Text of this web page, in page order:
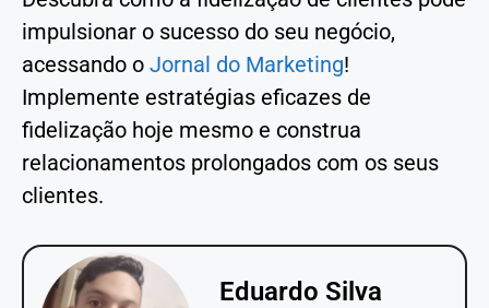
impulsionar o sucesso do seu negócio,
acessando o Jornal do Marketing!
Implemente estratégias eficazes de
fidelização hoje mesmo e construa
relacionamentos prolongados com os seus
clientes.
Eduardo Silva